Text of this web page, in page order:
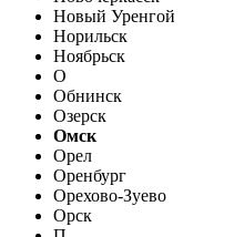
Новый Уренгой
Норильск
Ноябрьск
О
Обнинск
Озерск
Омск
Орел
Оренбург
Орехово-Зуево
Орск